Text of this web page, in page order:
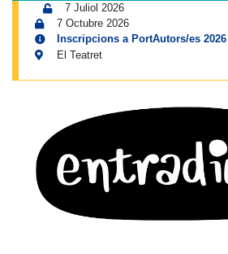
7 Juliol 2026
7 Octubre 2026
Inscripcions a PortAutors/es 2026
El Teatret